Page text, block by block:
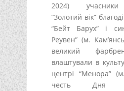
2024)
“Золотий вік”
“Бейт Барух” і
Реувен” (м.
великий
влаштували в
центрі “Менора”
честь Дня